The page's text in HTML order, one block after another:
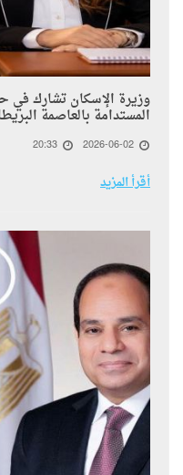
وزيرة الإسكان تشارك في
المستدامة بالعاصمة
2026-06-02
20:33
أقرأ المزيد